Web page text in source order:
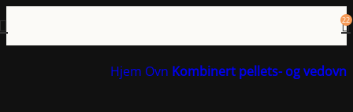
22
Hjem Ovn Kombinert pellets- og vedovn